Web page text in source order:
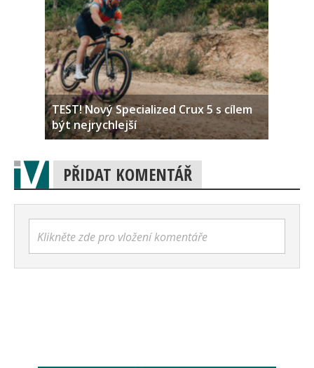
TEST! Nový Specialized Crux 5 s cílem
být nejrychlejší
PŘIDAT KOMENTÁŘ
Klikněte zde pro vložení komentáře